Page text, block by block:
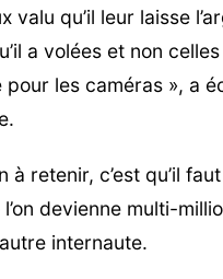
valu qu’il leur laisse
a volées et non celles
pour les caméras », a
à retenir, c’est qu’il
l’on devienne multi-
internaute.